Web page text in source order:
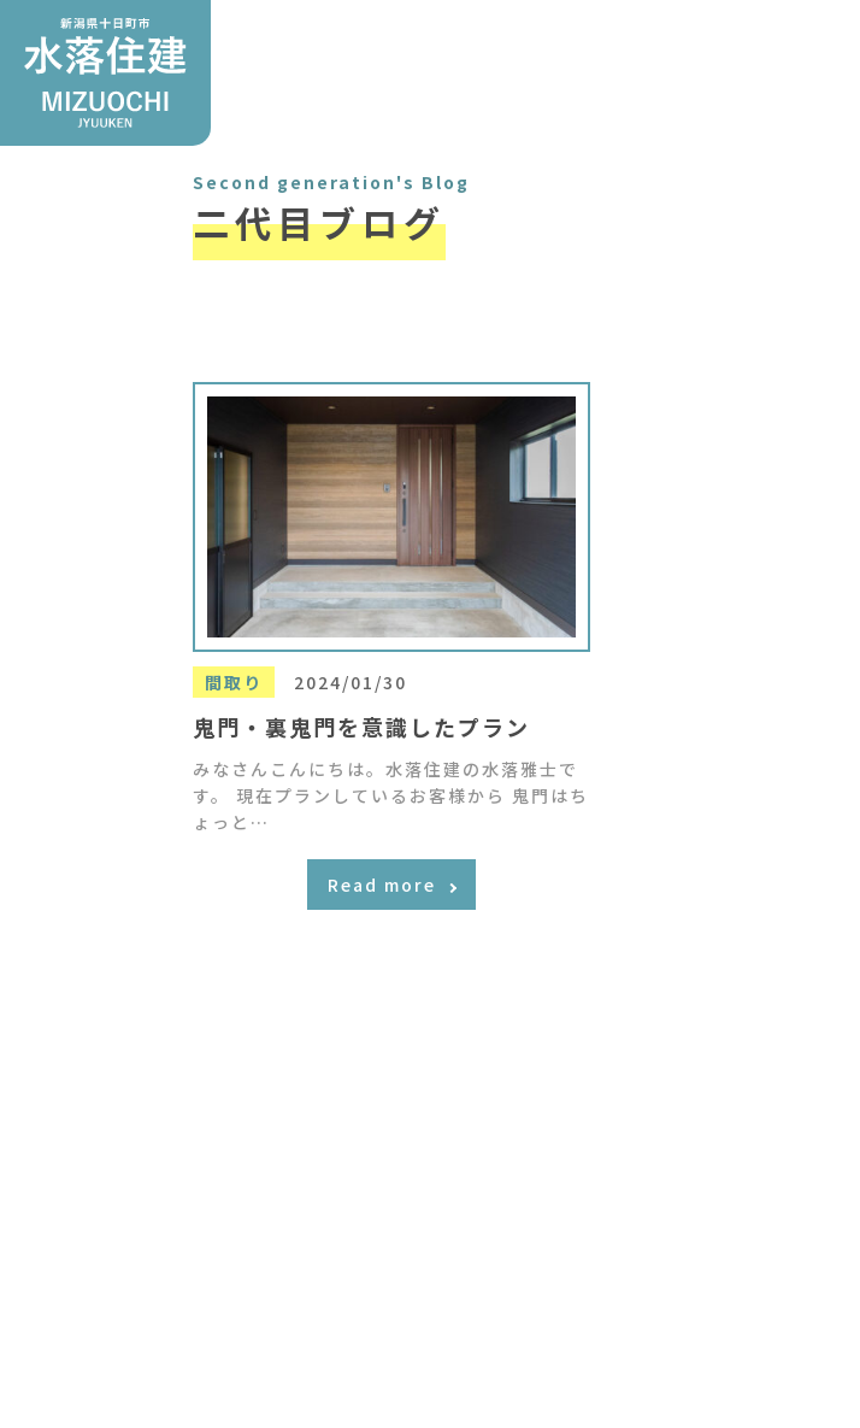
Second generation's Blog
二代目ブログ
間取り 2024/01/30
鬼門・裏鬼門を意識したプラン
みなさんこんにちは。水落住建の水落雅士で
す。 現在プランしているお客様から 鬼門はち
ょっと…
Read more